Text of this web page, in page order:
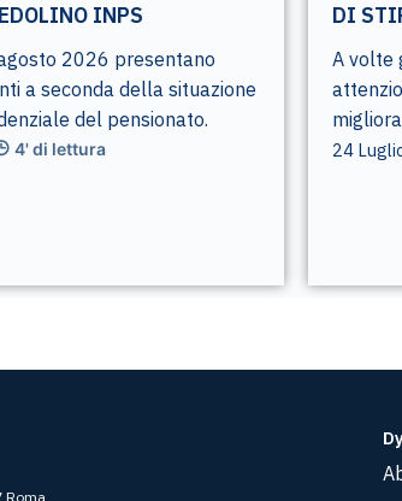
INPS
2026 presentano
a seconda della situazione
del pensionato.
4' di lettura
DI
A volte
24
Roma